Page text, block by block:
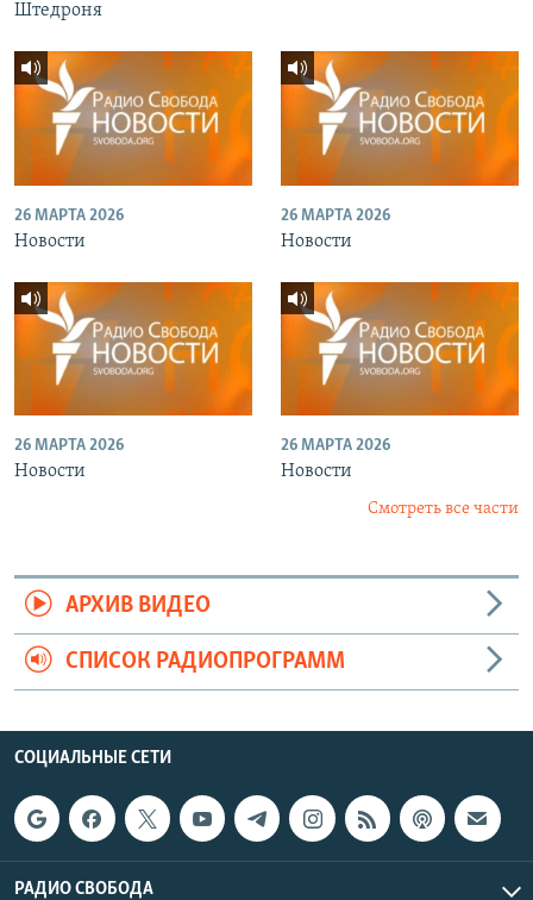
Штедроня
26 МАРТА 2026
Новости
26 МАРТА 2026
Новости
26 МАРТА 2026
Новости
26 МАРТА 2026
Новости
Смотреть все части
АРХИВ ВИДЕО
СПИСОК РАДИОПРОГРАММ
СОЦИАЛЬНЫЕ СЕТИ
РАДИО СВОБОДА